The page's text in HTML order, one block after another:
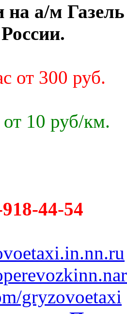
на а/м
от 300 руб.
10 руб/км.
44-54
gryzovoetaxi